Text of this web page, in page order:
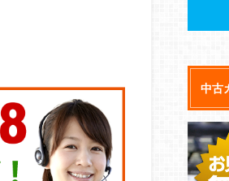
中古